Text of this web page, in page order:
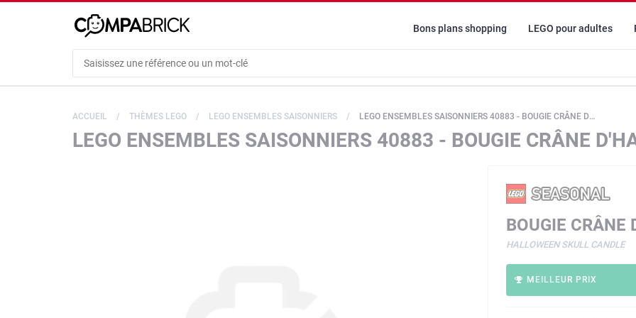
Bons plans shopping LEGO pour adultes
ACCUEIL THÈMES LEGO LEGO ENSEMBLES SAISONNIERS LEGO ENSEMBLES SAISONNIERS 40883 - BOUGIE CRÂNE D'HALLOWEEN
LEGO ENSEMBLES SAISONNIERS 40883 - BOUGIE CRÂNE
BOUGIE CRÂNE
HALLOWEEN SKULL CANDLE
MEILLEUR PRIX